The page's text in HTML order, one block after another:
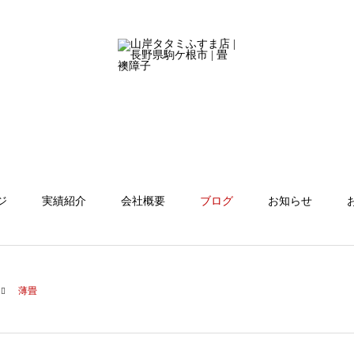
実績紹介 会社概要 ブログ お知らせ
薄畳